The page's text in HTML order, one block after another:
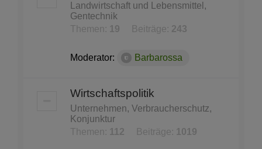
Landwirtschaft und Lebensmittel,
Gentechnik
Themen:
19 Beiträge: 243
Moderator: Barbarossa
Wirtschaftspolitik
Unternehmen, Verbraucherschutz,
Konjunktur
Themen:
112 Beiträge: 1019